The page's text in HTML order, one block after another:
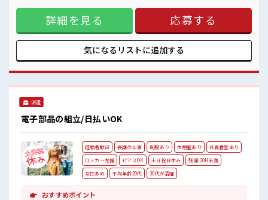
高収入もバッチリ目指せますよ！
≫ 新しいことにチャレンジするのは不安だけど、 しっかり働
く環境が整っています！ イチからスキルUP・ステップUP目
指していきましょう！ ≪自分に向いている仕事が探せる≫ 困
った事などがあれば、 担当がしっかりサポートします！ ■職
場の雰囲気 休憩室でホッと一息リフレッシュ！ 持ち物が多い
あなたにもぴったり☆ ロッカー付き職場♪ 程よく残業あり！
詳細を見る 応募する
気になるリストに追加する
派遣
電子部品の組立/日払いOK
経験者歓迎 長期の仕事 制服あり 休憩室あり
社員食堂あり
ロッカー完備
ピアスOK 土日祝日休み
残業 20H未満
女性多め
平均年齢20代 30代が活躍
おすすめポイント